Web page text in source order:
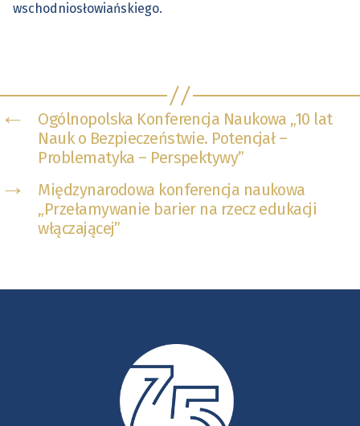
wschodniosłowiańskiego.
←
Ogólnopolska Konferencja Naukowa „10 lat
Nauk o Bezpieczeństwie. Potencjał –
Problematyka – Perspektywy”
→
Międzynarodowa konferencja naukowa
„Przełamywanie barier na rzecz edukacji
włączającej”